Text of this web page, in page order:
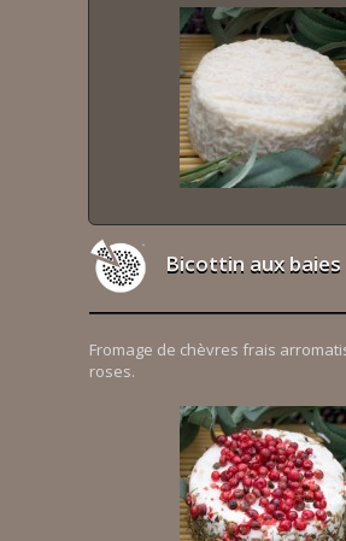
Bicottin aux
Fromage de chèvres frais
roses.